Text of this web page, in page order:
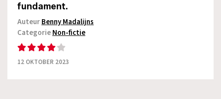
fundament.
AuteurBenny Madalijns
CategorieNon-fictie
12 OKTOBER 2023